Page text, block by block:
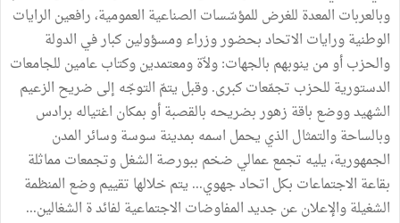
وبالعربات المعدة للغرض للمؤسّسات الصناعية العمومية، رافعين الرايات
الوطنية ورايات الاتحاد بحضور وزراء ومسؤولين كبار في الدولة
والحزب أو من ينوبهم بالجهات: ولاّة ومعتمدين وكتاب عامين للجامعات
الدستورية للحزب تجمّعات كبرى. وقبل يتمّ التوجّه إلى ضريح الزعيم
الشهيد ووضع باقة زهور بضريحه بالقصبة أو بمكان اغتياله برادس
وبالساحة والتمثال الذي يحمل اسمه بمدينة سوسة وسائر المدن
الجمهورية، يليه تجمع عمالي ضخم ببورصة الشغل وتجمعات مماثلة
بقاعة الاجتماعات بكل اتحاد جهوي... يتم خلالها تقييم وضع المنظمة
الشغيلة والإعلان عن جديد المفاوضات الاجتماعية لفائد ة الشغالين...